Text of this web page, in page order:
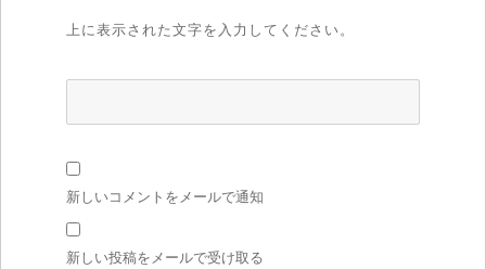
上に表示された文字を入力してください。
新しいコメントをメールで通知
新しい投稿をメールで受け取る